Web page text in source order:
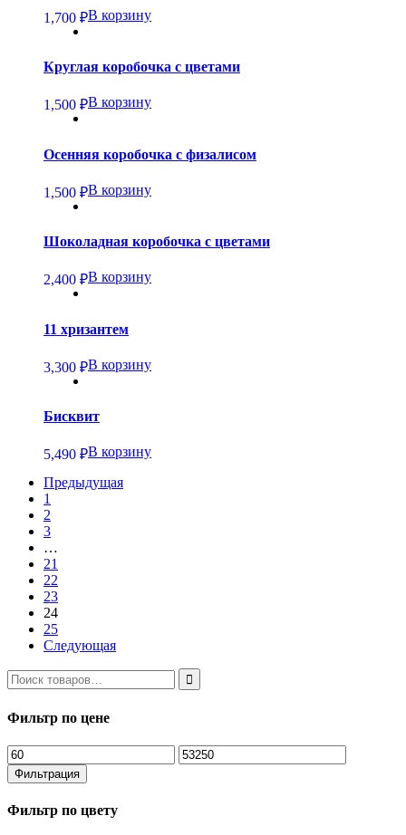
1,700 ₽В корзину
Круглая коробочка с цветами
1,500 ₽В корзину
Осенняя коробочка с физалисом
1,500 ₽В корзину
Шоколадная коробочка с цветами
2,400 ₽В корзину
11 хризантем
3,300 ₽В корзину
Бисквит
5,490 ₽В корзину
Предыдущая
1
2
3
…
21
22
23
24
25
Следующая
Фильтр по цене
Минимальная
цена
Максимальная
цена
Фильтрация
Фильтр по цвету